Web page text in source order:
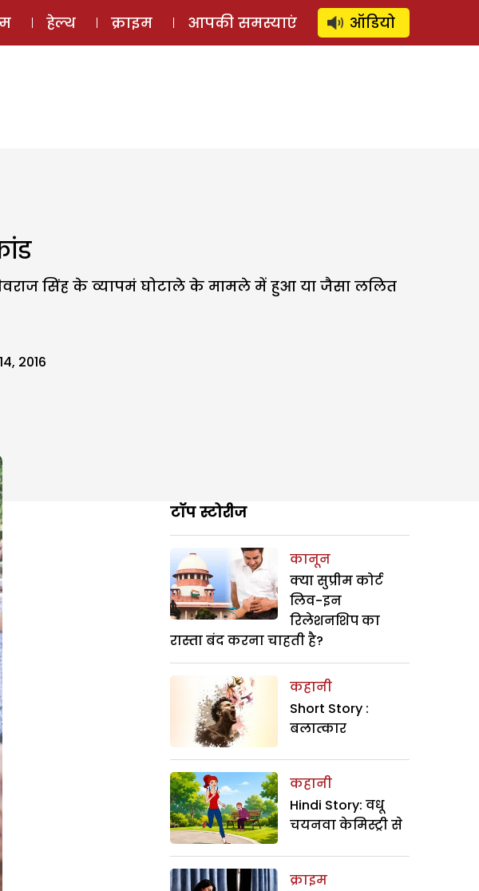
ऑडियो स्टोरी लॉग इन ⚲ SUBSCRIBE
हेल्थ क्राइम आपकी समस्याएं ऑडियो
सिंह के व्यापमं घोटाले के मामले में हुआ या जैसा ललित
2016
टॉप स्टोरीज
कानून
क्या सुप्रीम कोर्ट
लिव-इन
रिलेशनशिप का
रास्ता बंद करना चाहती है?
कहानी
Short Story :
बलात्कार
कहानी
Hindi Story: वधू
चयनवा केमिस्ट्री से
क्राइम